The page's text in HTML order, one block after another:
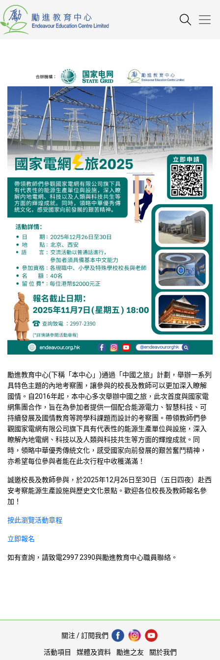
勵進教育中心(下稱「本中心」)通過「中國之旅」計劃，舉辦一系列
具特色主題的內地考察團，讓參與的校長及教師可以更加深入瞭解
國情。自2016年起，本中心多次舉辦中國之旅，此次首度與國家電
網集團合作，旨在為參加者提供一個配合能源電力、智慧科技、可
持續發展及國情教育等跨學科課題而設計的考察團。帶領教師們參
觀國家電網有限公司旗下具有代表性的能源生產單位與設施，深入
瞭解內地電網、科技以及人類與科技共生等方面的輝煌成就。同
時，領略中華優秀傳統文化，感受國家向前發展的艱苦奮鬥精神，
亦希望每位參與者能在此次行程中收穫滿滿！
誠邀校長及教師參與，於2025年12月26日至30日（五日四夜）赴西
安考察能源生產設施與歷史文化景點。歡迎各位校長及教師報名參
加！
按此瀏覽活動章程
立即報名
如有查詢，請致電2997 2390與勵進教育中心職員聯絡。
關注 / 訂閱我們
活動項目 媒體及資料 勵進之友 關於我們